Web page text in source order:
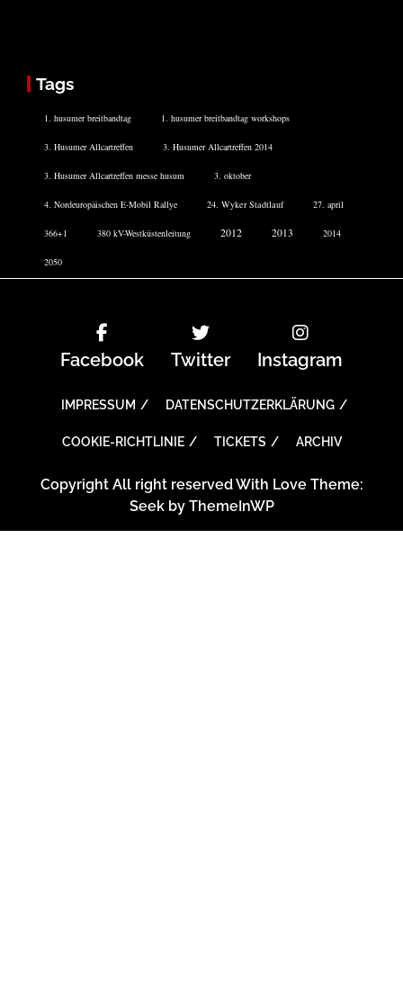
Tags
1. husumer breitbandtag 1. husumer breitbandtag workshops
3. Husumer Allcartreffen 3. Husumer Allcartreffen 2014
3. Husumer Allcartreffen messe husum 3. oktober
4. Nordeuropäischen E-Mobil Rallye 24. Wyker Stadtlauf 27. april
366+1 380 kV-Westküstenleitung 2012 2013 2014
2050
Facebook Twitter Instagram
IMPRESSUM DATENSCHUTZERKLÄRUNG
COOKIE-RICHTLINIE TICKETS ARCHIV
Copyright All right reserved With Love Theme:
Seek by ThemeInWP